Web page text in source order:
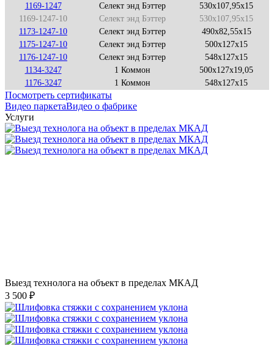
1169-1247
Селект энд Бэттер
530x107,95x15
1169-1247-10
Селект энд Бэттер
530x107,95x15
1173-1247-10
Селект энд Бэттер
490x82,55x15
1175-1247-10
Селект энд Бэттер
500x127x15
1176-1247-10
Селект энд Бэттер
548x127x15
1134-3247
1 Коммон
500x127x19,05
1176-3247
1 Коммон 548x127x15
Посмотреть сертификаты
Видео паркетаВидео о фабрике
Услуги
Выезд технолога на объект в пределах МКАД
3 500 ₽